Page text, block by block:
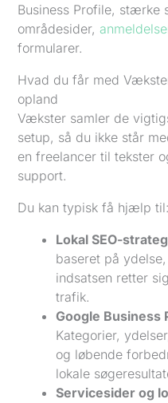
Business Profile, stærke
områdesider,
formularer.
Hvad du får med
opland
Vækster samler de
setup, så du ikke står
en freelancer til tekster
support.
Du kan typisk få hjælp til:
Lokal SEO-
baseret på
indsatsen retter
trafik.
Google
Kategorier,
og løbende
lokale
Servicesider og